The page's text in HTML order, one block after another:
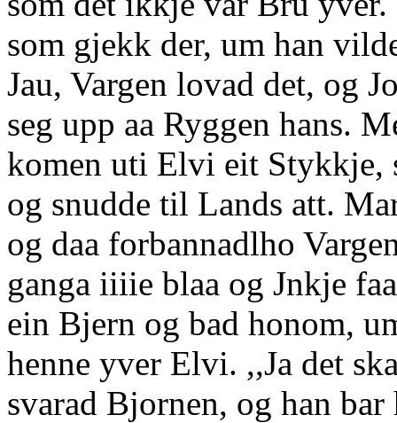
som gjekk der, um han
Jau, Vargen lovad det, og
seg upp aa Ryggen hans.
komen uti Elvi eit Stykkje,
og snudde til Lands att.
og daa forbannadlho
ganga iiiie blaa og Jnkje
ein Bjern og bad honom,
henne yver Elvi. ,,Ja det
svarad Bjornen, og han bar